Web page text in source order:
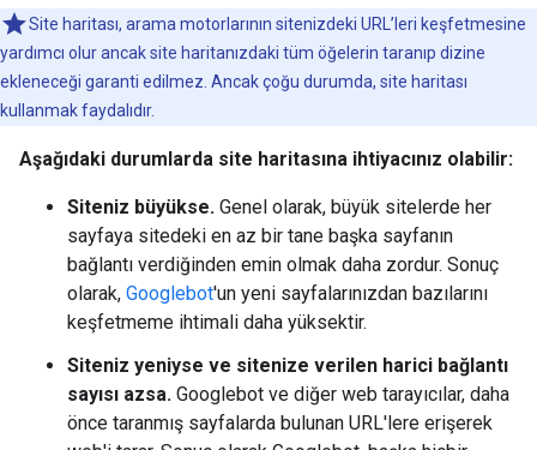
Site haritası, arama motorlarının sitenizdeki URL’leri keşfetmesine
yardımcı olur ancak site haritanızdaki tüm öğelerin taranıp dizine
ekleneceği garanti edilmez. Ancak çoğu durumda, site haritası
kullanmak faydalıdır.
Aşağıdaki durumlarda site haritasına ihtiyacınız olabilir:
Siteniz büyükse. Genel olarak, büyük sitelerde her
sayfaya sitedeki en az bir tane başka sayfanın
bağlantı verdiğinden emin olmak daha zordur. Sonuç
olarak, Googlebot'un yeni sayfalarınızdan bazılarını
keşfetmeme ihtimali daha yüksektir.
Siteniz yeniyse ve sitenize verilen harici bağlantı
sayısı azsa. Googlebot ve diğer web tarayıcılar, daha
önce taranmış sayfalarda bulunan URL'lere erişerek